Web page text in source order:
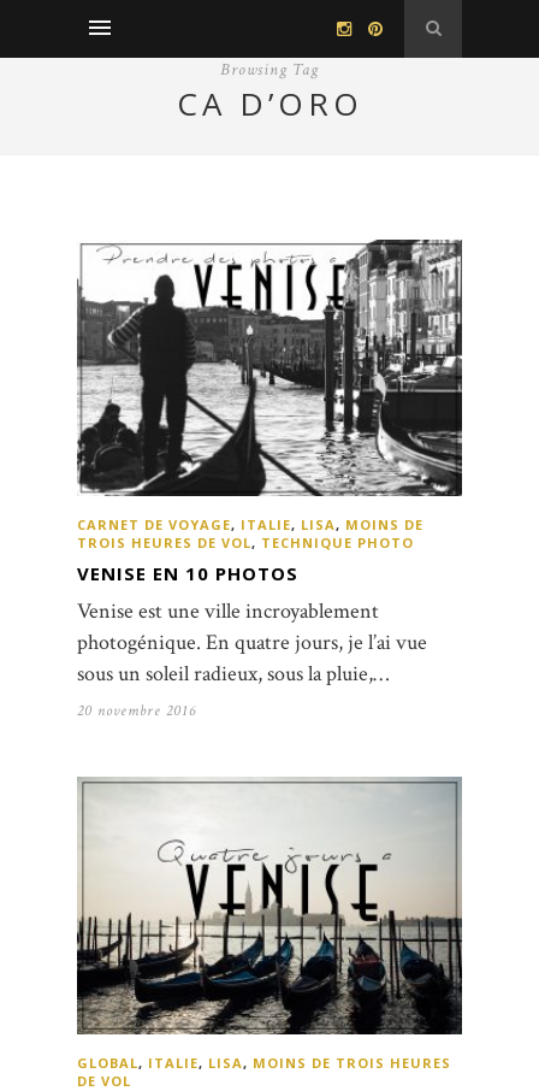
Browsing Tag
CA D’ORO
CARNET DE VOYAGE, ITALIE, LISA, MOINS DE
TROIS HEURES DE VOL, TECHNIQUE PHOTO
VENISE EN 10 PHOTOS
Venise est une ville incroyablement
photogénique. En quatre jours, je l’ai vue
sous un soleil radieux, sous la pluie,…
20 novembre 2016
GLOBAL, ITALIE, LISA, MOINS DE TROIS HEURES
DE VOL